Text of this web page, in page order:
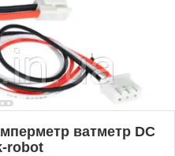
ватметр DC
robot